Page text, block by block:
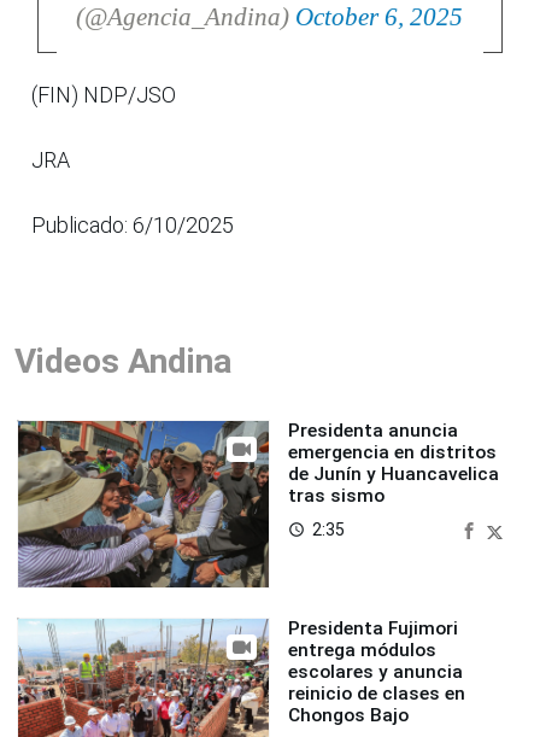
(@Agencia_Andina) October 6, 2025
(FIN) NDP/JSO
JRA
Publicado: 6/10/2025
Videos Andina
Presidenta anuncia
emergencia en distritos
de Junín y Huancavelica
tras sismo
access_time 2:35
Presidenta Fujimori
entrega módulos
escolares y anuncia
reinicio de clases en
Chongos Bajo